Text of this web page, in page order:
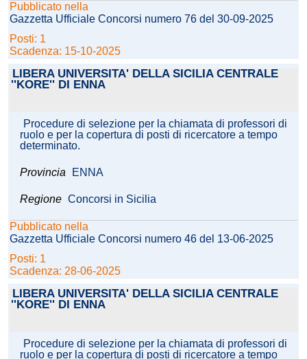
Pubblicato nella
Gazzetta Ufficiale Concorsi numero 76 del 30-09-2025
Posti: 1
Scadenza: 15-10-2025
LIBERA UNIVERSITA' DELLA SICILIA CENTRALE
''KORE'' DI ENNA
Procedure di selezione per la chiamata di professori di
ruolo e per la copertura di posti di ricercatore a tempo
determinato.
Provincia ENNA
Regione Concorsi in Sicilia
Pubblicato nella
Gazzetta Ufficiale Concorsi numero 46 del 13-06-2025
Posti: 1
Scadenza: 28-06-2025
LIBERA UNIVERSITA' DELLA SICILIA CENTRALE
''KORE'' DI ENNA
Procedure di selezione per la chiamata di professori di
ruolo e per la copertura di posti di ricercatore a tempo